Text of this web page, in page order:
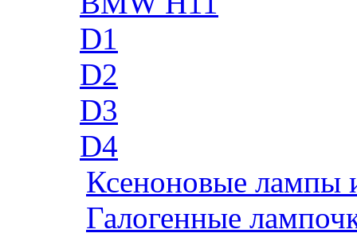
D1
D2
D3
D4
Ксеноновые лампы
Галогенные